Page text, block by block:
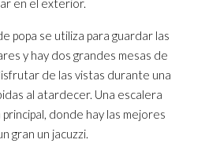
en el exterior.
popa se utiliza para guardar las
y hay dos grandes mesas de
de las vistas durante una
al atardecer. Una escalera
donde hay las mejores
gran un jacuzzi.